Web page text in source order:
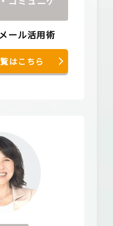
ール活用術
はこちら